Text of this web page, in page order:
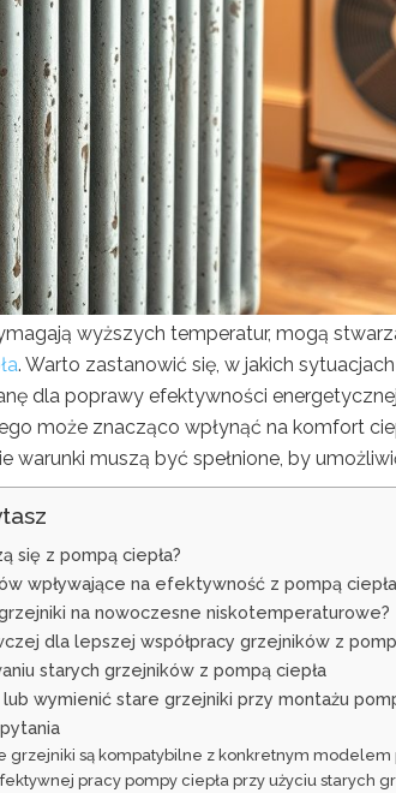
wyższych temperatur, mogą
. Warto zastanowić się, w jakich
dla poprawy efektywności
może znacząco wpłynąć na komfort
warunki muszą być spełnione, by
się z pompą ciepła?
wpływające na efektywność z pompą ciepła
na nowoczesne niskotemperaturowe?
dla lepszej współpracy grzejników z
starych grzejników z pompą ciepła
wymienić stare grzejniki przy montażu
grzejniki są kompatybilne z konkretnym modelem
pracy pompy ciepła przy użyciu starych